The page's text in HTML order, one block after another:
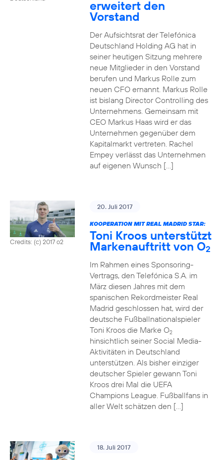
erweitert den
Vorstand
Der Aufsichtsrat der Telefónica
Deutschland Holding AG hat in
seiner heutigen Sitzung mehrere
neue Mitglieder in den Vorstand
berufen und Markus Rolle zum
neuen CFO ernannt. Markus Rolle
ist bislang Director Controlling des
Unternehmens. Gemeinsam mit
CEO Markus Haas wird er das
Unternehmen gegenüber dem
Kapitalmarkt vertreten. Rachel
Empey verlässt das Unternehmen
auf eigenen Wunsch […]
Credits: (c) 2017 o2
20. Juli 2017
KOOPERATION MIT REAL MADRID STAR:
Toni Kroos unterstützt
Markenauftritt von O2
Im Rahmen eines Sponsoring-
Vertrags, den Telefónica S.A. im
März diesen Jahres mit dem
spanischen Rekordmeister Real
Madrid geschlossen hat, wird der
deutsche Fußballnationalspieler
Toni Kroos die Marke O2
hinsichtlich seiner Social Media-
Aktivitäten in Deutschland
unterstützen. Als bisher einziger
deutscher Spieler gewann Toni
Kroos drei Mal die UEFA
Champions League. Fußballfans in
aller Welt schätzen den […]
18. Juli 2017